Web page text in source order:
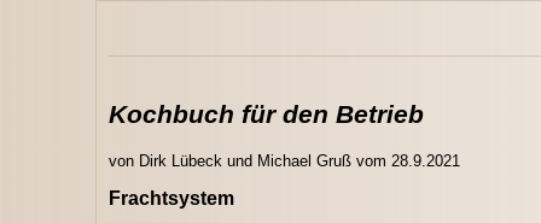
Kochbuch für den Betrieb
von Dirk Lübeck und Michael Gruß vom 28.9.2021
Frachtsystem